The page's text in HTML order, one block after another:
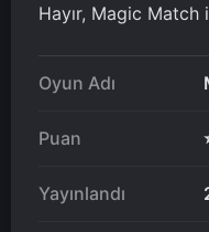
Hayır, Magic
Oyun Adı
Puan
Yayınlandı